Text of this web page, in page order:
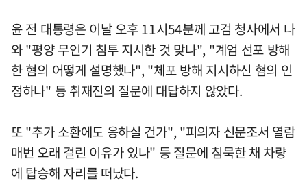
윤 전 대통령은 이날 오후 11시54분께 고검 청사에서 나
와 "평양 무인기 침투 지시한 것 맞나", "계엄 선포 방해
한 혐의 어떻게 설명했나", "체포 방해 지시하신 혐의 인
정하나" 등 취재진의 질문에 대답하지 않았다.
또 "추가 소환에도 응하실 건가", "피의자 신문조서 열람
매번 오래 걸린 이유가 있나" 등 질문에 침묵한 채 차량
에 탑승해 자리를 떠났다.